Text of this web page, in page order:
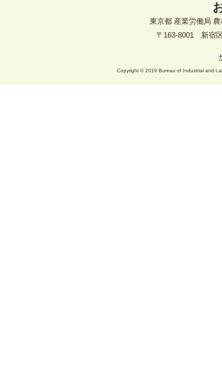
東京都 産業労働局
〒163-8001 新宿
Copyright © 2019 Bureau of Industrial and